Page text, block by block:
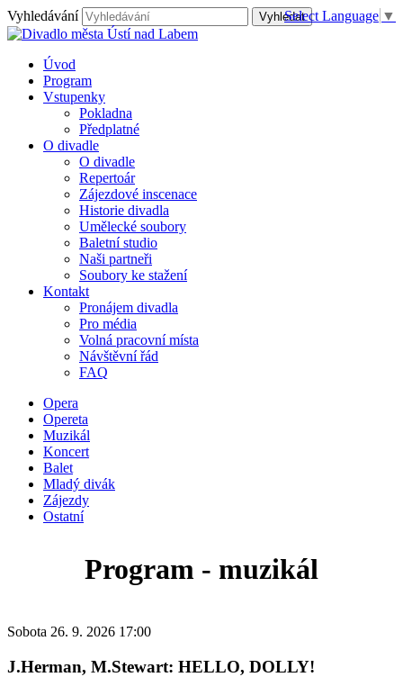
Vyhledávání
Úvod
Program
Vstupenky
Pokladna
Předplatné
O divadle
O divadle
Repertoár
Zájezdové inscenace
Historie divadla
Umělecké soubory
Baletní studio
Naši partneři
Soubory ke stažení
Kontakt
Pronájem divadla
Pro média
Volná pracovní místa
Návštěvní řád
FAQ
Select Language ▼
Opera
Opereta
Muzikál
Koncert
Balet
Mladý divák
Zájezdy
Ostatní
Program - muzikál
Sobota 26. 9. 2026 17:00
J.Herman, M.Stewart: HELLO, DOLLY!